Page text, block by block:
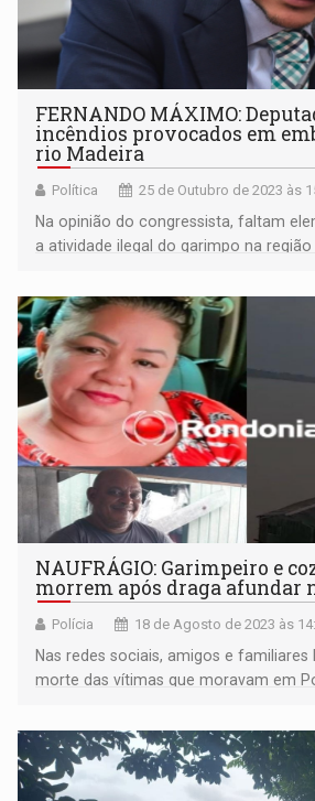
FERNANDO MÁXIMO:
incêndios provocados em
rio Madeira
Política 25 de Outubro de 2023 às
Na opinião do congressista, faltam
a atividade ilegal do garimpo na
NAUFRÁGIO: Garimpeiro e
morrem após draga afundar
Polícia 18 de Agosto de 2023 às
Nas redes sociais, amigos e familiares
morte das vítimas que moravam em